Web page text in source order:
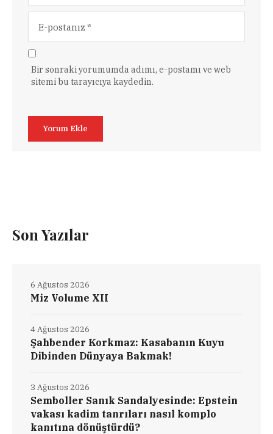
Bir sonraki yorumumda adımı, e-postamı ve web
sitemi bu tarayıcıya kaydedin.
Son Yazılar
Miz Volume XII
6 Ağustos 2026
Şahbender Korkmaz: Kasabanın Kuyu
Dibinden Dünyaya Bakmak!
4 Ağustos 2026
Semboller Sanık Sandalyesinde: Epstein
vakası kadim tanrıları nasıl komplo
kanıtına dönüştürdü?
3 Ağustos 2026